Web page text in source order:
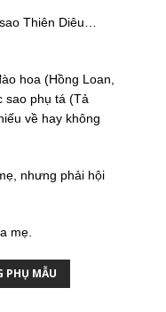
Thiên Diêu…
hoa (Hồng Loan,
sao phụ tá (Tả
về hay không
nhưng phải hội
mẹ.
PHỤ MẪU